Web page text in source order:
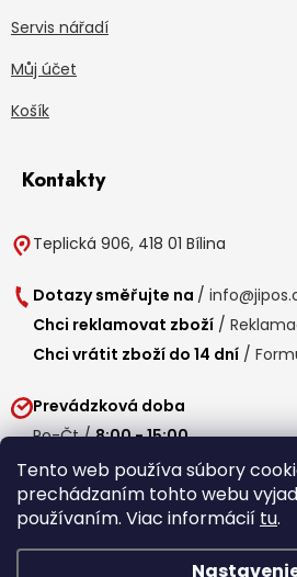
Tento web používa súbory
prechádzaním tohto webu
používaním. Viac informácií tu.
Servis nářadí
Můj účet
Košík
Kontakty
Teplická 906, 418 01 Bílina
Dotazy směřujte na /
Chci reklamovat zboží /
Chci vrátit zboží do 14 dní /
Prevádzková doba
Po-Čt /8:00 - 15:00
Pá / 7:30 - 14:30
Obedňajšia prestávka /11:00 -